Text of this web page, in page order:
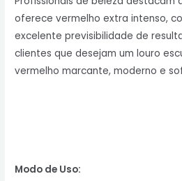
oferece vermelho extra intenso,
excelente previsibilidade de
clientes que desejam um louro
vermelho marcante, moderno e
Modo de Uso: